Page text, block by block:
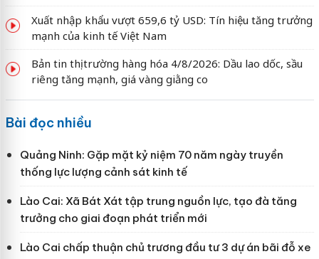
Xuất nhập khẩu vượt 659,6 tỷ USD: Tín hiệu tăng trưởng
mạnh của kinh tế Việt Nam
Bản tin thị trường hàng hóa 4/8/2026: Dầu lao dốc, sầu
riêng tăng mạnh, giá vàng giằng co
Bài đọc nhiều
Quảng Ninh: Gặp mặt kỷ niệm 70 năm ngày truyền
thống lực lượng cảnh sát kinh tế
Lào Cai: Xã Bát Xát tập trung nguồn lực, tạo đà tăng
trưởng cho giai đoạn phát triển mới
Lào Cai chấp thuận chủ trương đầu tư 3 dự án bãi đỗ xe